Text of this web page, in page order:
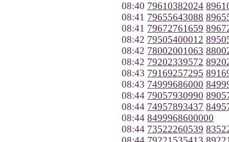
08:40 79610382024
08:41 79655643088
08:41 79672761659
08:42 79505400012
08:42 78002001063
08:42 79202339572
08:43 79169257295
08:43 74999686000
08:44 79057930990
08:44 74957893437
08:44 8499968600000
08:44 73522260539